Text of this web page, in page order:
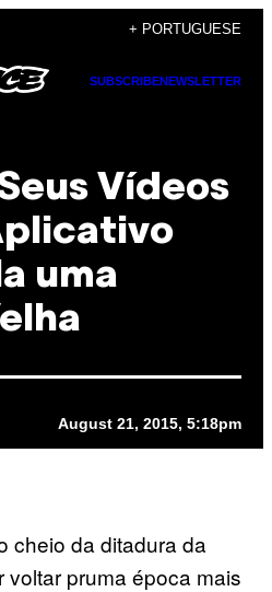
+ PORTUGUESE
SUBSCRIBENEWSLETTER
Vídeos
uma
August 21, 2015, 5:18pm
cheio da ditadura da
pruma época mais